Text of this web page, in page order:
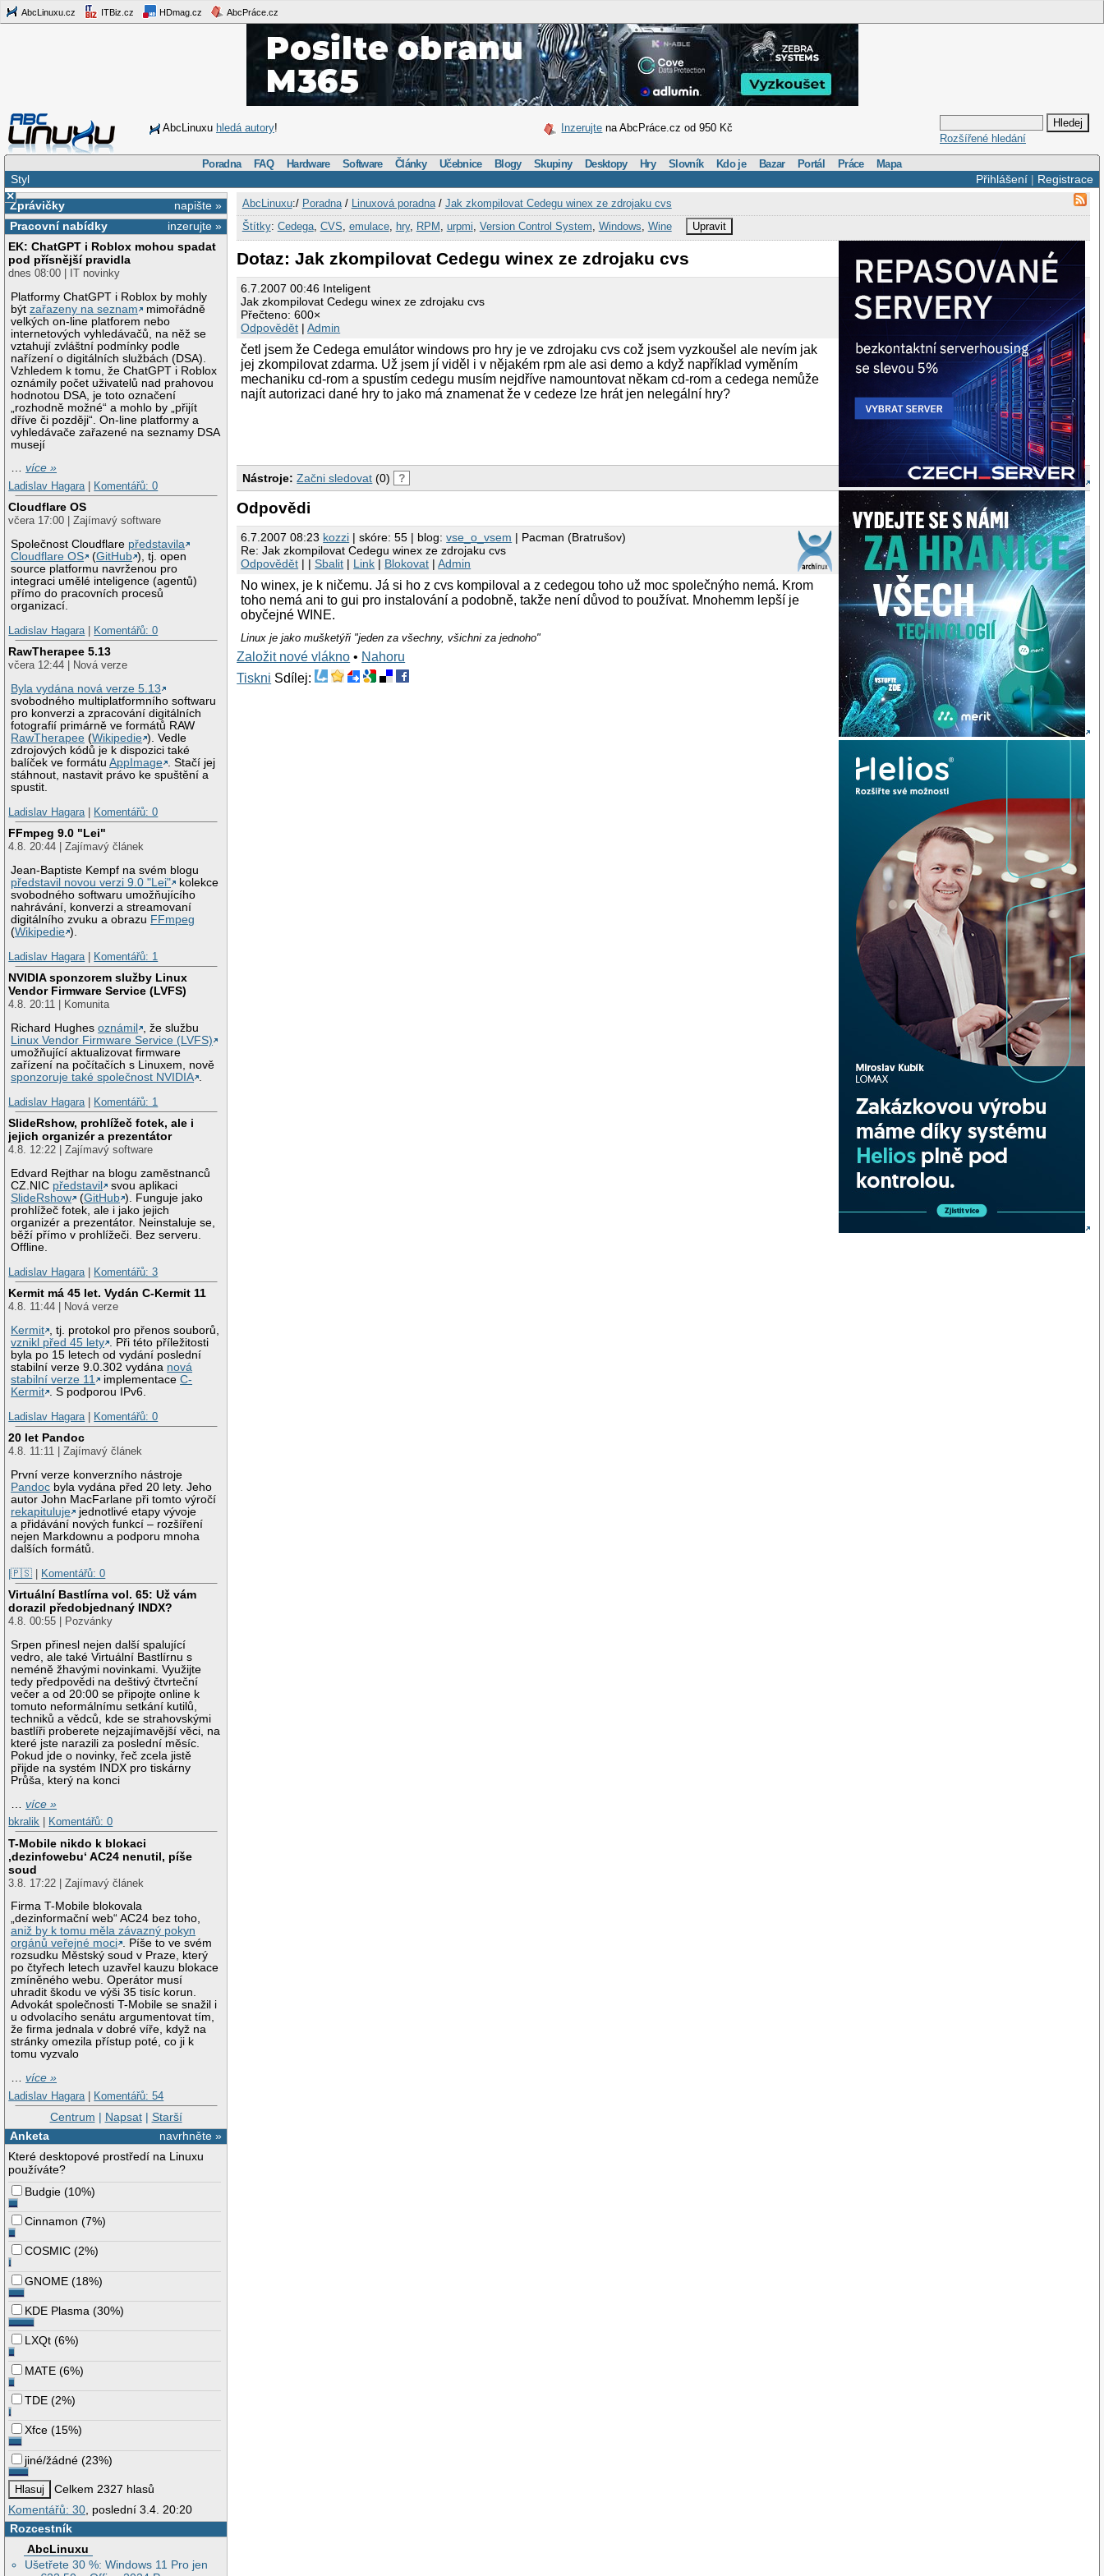
AbcLinuxu.cz ITBiz.cz HDmag.cz AbcPráce.cz
AbcLinuxu hledá autory! Inzerujte na AbcPráce.cz od 950 Kč
Rozšířené hledání
Poradna FAQ Hardware Software Články Učebnice Blogy Skupiny Desktopy Hry Slovník Kdo je Bazar Portál Práce Mapa
Přihlášení| Registrace
Styl
×
napište »
Zprávičky
inzerujte »
Pracovní nabídky
EK: ChatGPT i Roblox mohou spadat
pod přísnější pravidla
dnes 08:00 | IT novinky
Platformy ChatGPT i Roblox by mohly
býtzařazeny na seznam
mimořádně
velkých on-line platforem nebo
internetových vyhledávačů, na něž se
vztahují zvláštní podmínky podle
nařízení o digitálních službách (DSA).
Vzhledem k tomu, že ChatGPT i Roblox
oznámily počet uživatelů nad prahovou
hodnotou DSA, je toto označení
„rozhodně možné“ a mohlo by „přijít
dříve či později“. On-line platformy a
vyhledávače zařazené na seznamy DSA
musejí
…více »
Ladislav Hagara
Komentářů: 0
Cloudflare OS
včera 17:00 | Zajímavý software
Společnost Cloudflare představila
Cloudflare OS
(GitHub ), tj. open
source platformu navrženou pro
integraci umělé inteligence (agentů)
přímo do pracovních procesů
organizací.
Ladislav Hagara
Komentářů: 0
RawTherapee 5.13
včera 12:44 | Nová verze
Byla vydána nová verze 5.13
svobodného multiplatformního softwaru
pro konverzi a zpracování digitálních
fotografií primárně ve formátů RAW
RawTherapee (Wikipedie ). Vedle
zdrojových kódů je k dispozici také
balíček ve formátuAppImage . Stačí jej
stáhnout, nastavit právo ke spuštění a
spustit.
Ladislav Hagara
Komentářů: 0
FFmpeg 9.0 "Lei"
4.8. 20:44 | Zajímavý článek
Jean-Baptiste Kempf na svém blogu
představil novou verzi 9.0 "Lei"
kolekce
svobodného softwaru umožňujícího
nahrávání, konverzi a streamovaní
digitálního zvuku a obrazu FFmpeg
(Wikipedie ).
Ladislav Hagara
Komentářů: 1
NVIDIA sponzorem služby Linux
Vendor Firmware Service (LVFS)
4.8. 20:11 | Komunita
Richard Hughesoznámil
, že službu
Linux Vendor Firmware Service (LVFS)
umožňující aktualizovat firmware
zařízení na počítačích s Linuxem, nově
sponzoruje také společnost NVIDIA .
Ladislav Hagara | Komentářů: 1
SlideRshow, prohlížeč fotek, ale i
jejich organizér a prezentátor
4.8. 12:22 | Zajímavý software
Edvard Rejthar na blogu zaměstnanců
CZ.NIC představil
svou aplikaci
SlideRshow
(GitHub ). Funguje jako
prohlížeč fotek, ale i jako jejich
organizér a prezentátor. Neinstaluje se,
běží přímo v prohlížeči. Bez serveru.
Offline.
Ladislav Hagara | Komentářů: 3
Kermit má 45 let. Vydán C-Kermit 11
4.8. 11:44 | Nová verze
Kermit , tj. protokol pro přenos souborů,
vznikl před 45 lety . Při této příležitosti
byla po 15 letech od vydání poslední
stabilní verze 9.0.302 vydána nová
stabilní verze 11
implementaceC-
Kermit . S podporou IPv6.
Ladislav Hagara | Komentářů: 0
20 let Pandoc
4.8. 11:11 | Zajímavý článek
První verze konverzního nástroje
Pandoc byla vydána před 20 lety. Jeho
autor John MacFarlane při tomto výročí
rekapituluje
jednotlivé etapy vývoje
a přidávání nových funkcí – rozšíření
nejen Markdownu a podporu mnoha
dalších formátů.
|🇵🇸 | Komentářů: 0
Virtuální Bastlírna vol. 65: Už vám
dorazil předobjednaný INDX?
4.8. 00:55 | Pozvánky
Srpen přinesl nejen další spalující
vedro, ale také Virtuální Bastlírnu s
neméně žhavými novinkami. Využijte
tedy předpovědi na deštivý čtvrteční
večer a od 20:00 se připojte online k
tomuto neformálnímu setkání kutilů,
techniků a vědců, kde se strahovskými
bastlíři proberete nejzajímavější věci, na
které jste narazili za poslední měsíc.
Pokud jde o novinky, řeč zcela jistě
přijde na systém INDX pro tiskárny
Průša, který na konci
…více »
bkralik
Komentářů: 0
T-Mobile nikdo k blokaci
‚dezinfowebu‘ AC24 nenutil, píše
soud
3.8. 17:22 | Zajímavý článek
Firma T-Mobile blokovala
„dezinformační web“ AC24 bez toho,
aniž by k tomu měla závazný pokyn
orgánů veřejné moci . Píše to ve svém
rozsudku Městský soud v Praze, který
po čtyřech letech uzavřel kauzu blokace
zmíněného webu. Operátor musí
uhradit škodu ve výši 35 tisíc korun.
Advokát společnosti T-Mobile se snažil i
u odvolacího senátu argumentovat tím,
že firma jednala v dobré víře, když na
stránky omezila přístup poté, co ji k
tomu vyzvalo
…více »
Ladislav Hagara | Komentářů: 54
Centrum | Napsat| Starší
navrhněte »
Anketa
Které desktopové prostředí na Linuxu
používáte?
Budgie (10%)
Cinnamon (7%)
COSMIC (2%)
GNOME (18%)
KDE Plasma (30%)
LXQt (6%)
MATE (6%)
TDE (2%)
Xfce (15%)
jiné/žádné (23%)
Celkem 2327 hlasů
Komentářů: 30, poslední 3.4. 20:20
Rozcestník
AbcLinuxu
Ušetřete 30 %: Windows 11 Pro jen
AbcLinuxu:/ Poradna/ Linuxová poradna/ Jak zkompilovat Cedegu winex ze zdrojaku cvs
Štítky: Cedega, CVS emulace, hry, RPM urpmi Version Control System Windows Wine Upravit
Dotaz: Jak zkompilovat Cedegu winex ze zdrojaku cvs
6.7.2007 00:46 Inteligent
Jak zkompilovat Cedegu winex ze zdrojaku cvs
Přečteno: 600×
Odpovědět |Admin
četl jsem že Cedega emulátor windows pro hry je ve zdrojaku cvs což jsem vyzkoušel ale nevím jak
jej zkompilovat zdarma. Už jsem jí viděl i v nějakém rpm ale asi demo a když například vyměním
mechaniku cd-rom a spustím cedegu musím nejdříve namountovat někam cd-rom a cedega nemůže
najít autorizaci dané hry to jako má znamenat že v cedeze lze hrát jen nelegální hry?
Nástroje: Začni sledovat (0) ?
Odpovědi
6.7.2007 08:23 kozzi | skóre: 55 | blog:vse_o_vsem | Pacman (Bratrušov)
Re: Jak zkompilovat Cedegu winex ze zdrojaku cvs
Odpovědět | |Sbalit | Link | Blokovat |Admin
No winex, je k ničemu. Já si ho z cvs kompiloval a z cedegou toho už moc společnýho nemá. Krom
toho nemá ani to gui pro instalování a podobně, takže není důvod to používat. Mnohemm lepší je
obyčejné WINE.
Linux je jako mušketýři "jeden za všechny, všichni za jednoho"
Založit nové vlákno • Nahoru
Tiskni Sdílej: